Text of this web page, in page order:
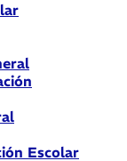
Escolar